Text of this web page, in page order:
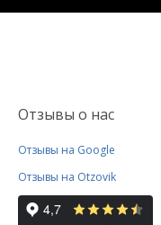
Отзывы о нас
Отзывы на Google
Отзывы на Otzovik